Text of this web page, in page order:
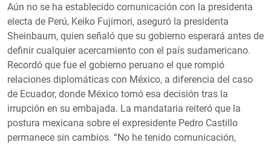
Aún no se ha establecido comunicación con la presidenta
electa de Perú, Keiko Fujimori, aseguró la presidenta
Sheinbaum, quien señaló que su gobierno esperará antes de
definir cualquier acercamiento con el país sudamericano.
Recordó que fue el gobierno peruano el que rompió
relaciones diplomáticas con México, a diferencia del caso
de Ecuador, donde México tomó esa decisión tras la
irrupción en su embajada. La mandataria reiteró que la
postura mexicana sobre el expresidente Pedro Castillo
permanece sin cambios. “No he tenido comunicación,